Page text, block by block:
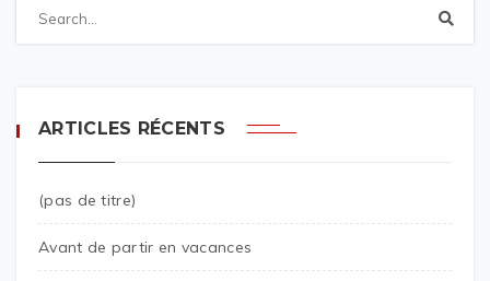
ARTICLES RÉCENTS
(pas de titre)
Avant de partir en vacances